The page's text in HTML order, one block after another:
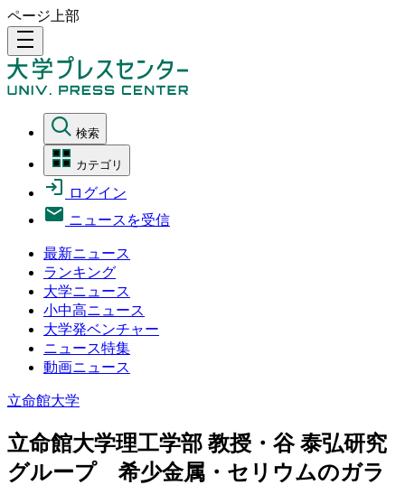
ページ上部
density_medium
検索
カテゴリ
ログイン
ニュースを受信
最新ニュース
ランキング
大学ニュース
小中高ニュース
大学発ベンチャー
ニュース特集
動画ニュース
立命館大学
立命館大学理工学部 教授・谷 泰弘研究
グループ 希少金属・セリウムのガラ